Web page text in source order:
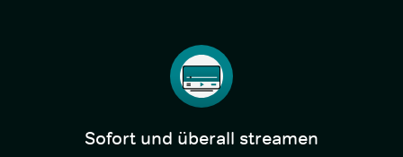
Sofort und überall streamen